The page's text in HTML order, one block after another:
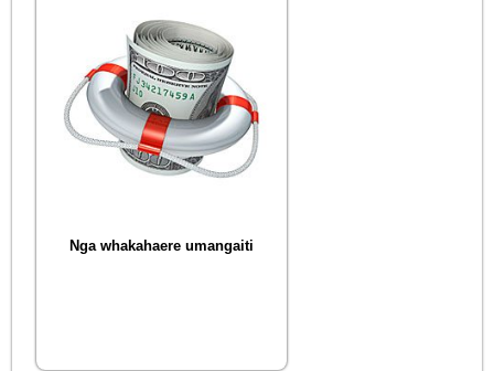
Nga whakahaere umangaiti